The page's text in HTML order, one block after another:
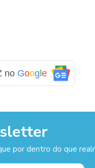
no Goog le
por dentro do que